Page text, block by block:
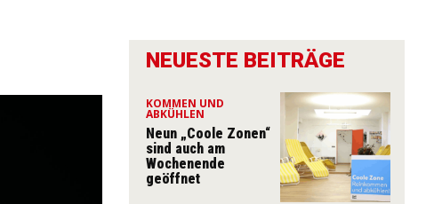
NEUESTE BEITRÄGE
KOMMEN UND
ABKÜHLEN
Neun „Coole Zonen“
sind auch am
Wochenende
geöffnet